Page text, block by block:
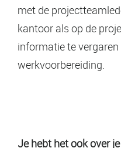
met de
kantoor als op de
informatie te
werkvoorbereiding.
Je hebt het ook over